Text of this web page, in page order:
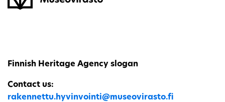
Finnish Heritage Agency slogan
Contact us:
rakennettu.hyvinvointi@museovirasto.fi